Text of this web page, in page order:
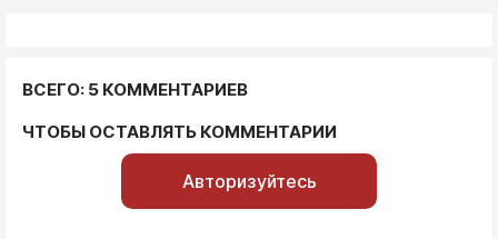
ВСЕГО: 5 КОММЕНТАРИЕВ
ЧТОБЫ ОСТАВЛЯТЬ КОММЕНТАРИИ
Авторизуйтесь